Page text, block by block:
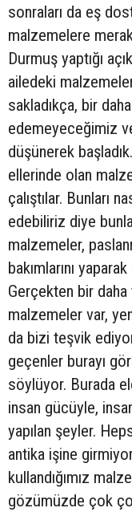
sonraları da eş
malzemelere
Durmuş yaptığı
ailedeki
sakladıkça, bir
edemeyeceğimiz
düşünerek
ellerinde olan
çalıştılar. Bunları
edebiliriz diye
malzemeler,
bakımlarını
Gerçekten bir
malzemeler var,
da bizi teşvik
geçenler burayı
söylüyor. Burada
insan gücüyle,
yapılan şeyler.
antika işine
kullandığımız
gözümüzde çok